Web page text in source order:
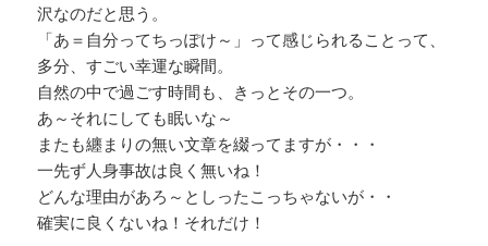
沢なのだと思う。
「あ＝自分ってちっぽけ～」って感じられることって、
多分、すごい幸運な瞬間。
自然の中で過ごす時間も、きっとその一つ。
あ～それにしても眠いな～
またも纏まりの無い文章を綴ってますが・・・
一先ず人身事故は良く無いね！
どんな理由があろ～としったこっちゃないが・・
確実に良くないね！それだけ！